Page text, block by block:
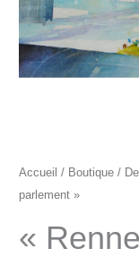
Accueil / Boutique /
parlement »
«